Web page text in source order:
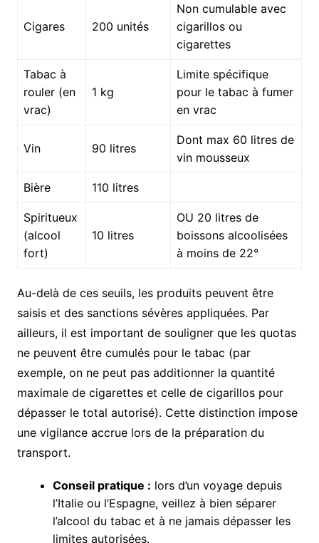
Cigares 200 unités
Non cumulable avec
cigarillos ou
cigarettes
Tabac à
rouler (en
vrac)
1 kg
Limite spécifique
pour le tabac à fumer
en vrac
Vin 90 litres
Dont max 60 litres de
vin mousseux
Bière 110 litres
Spiritueux
(alcool
fort)
10 litres
OU 20 litres de
boissons alcoolisées
à moins de 22°
Au-delà de ces seuils, les produits peuvent être
saisis et des sanctions sévères appliquées. Par
ailleurs, il est important de souligner que les quotas
ne peuvent être cumulés pour le tabac (par
exemple, on ne peut pas additionner la quantité
maximale de cigarettes et celle de cigarillos pour
dépasser le total autorisé). Cette distinction impose
une vigilance accrue lors de la préparation du
transport.
Conseil pratique : lors d’un voyage depuis
l’Italie ou l’Espagne, veillez à bien séparer
l’alcool du tabac et à ne jamais dépasser les
limites autorisées.